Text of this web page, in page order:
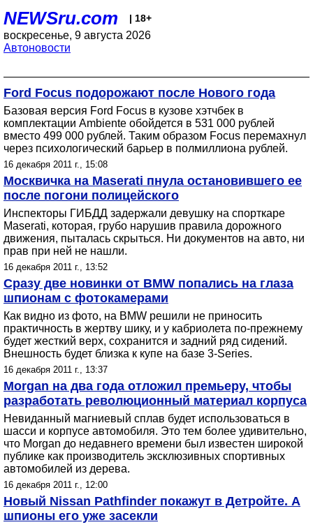
NEWSru.com | 18+
воскресенье, 9 августа 2026
Автоновости
Ford Focus подорожают после Нового года
Базовая версия Ford Focus в кузове хэтчбек в
комплектации Ambiente обойдется в 531 000 рублей
вместо 499 000 рублей. Таким образом Focus перемахнул
через психологический барьер в полмиллиона рублей.
16 декабря 2011 г., 15:08
Москвичка на Maserati пнула остановившего ее
после погони полицейского
Инспекторы ГИБДД задержали девушку на спорткаре
Maserati, которая, грубо нарушив правила дорожного
движения, пыталась скрыться. Ни документов на авто, ни
прав при ней не нашли.
16 декабря 2011 г., 13:52
Сразу две новинки от BMW попались на глаза
шпионам с фотокамерами
Как видно из фото, на BMW решили не приносить
практичность в жертву шику, и у кабриолета по-прежнему
будет жесткий верх, сохранится и задний ряд сидений.
Внешность будет близка к купе на базе 3-Series.
16 декабря 2011 г., 13:37
Morgan на два года отложил премьеру, чтобы
разработать революционный материал корпуса
Невиданный магниевый сплав будет использоваться в
шасси и корпусе автомобиля. Это тем более удивительно,
что Morgan до недавнего времени был известен широкой
публике как производитель эксклюзивных спортивных
автомобилей из дерева.
16 декабря 2011 г., 12:00
Новый Nissan Pathfinder покажут в Детройте. А
шпионы его уже засекли